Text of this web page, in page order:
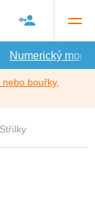
Numerický model
bouřky,
Střílky